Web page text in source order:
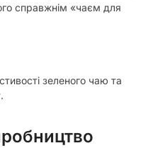
справжнім «чаєм для
зеленого чаю та